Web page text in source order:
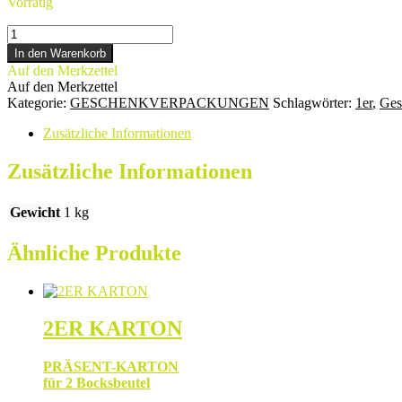
1ER
TRAGETASCHE
Menge
In den Warenkorb
Auf den Merkzettel
Auf den Merkzettel
Kategorie: GESCHENKVERPACKUNGEN Schlagwörter: 1er,
Zusätzliche Informationen
Zusätzliche Informationen
Gewicht 1 kg
Ähnliche Produkte
2ER KARTON
PRÄSENT-KARTON
für 2 Bocksbeutel